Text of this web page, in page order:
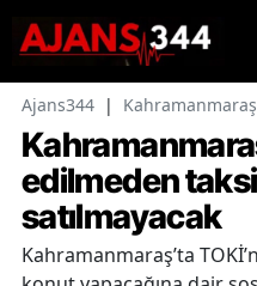
Ajans344 |
edilmeden
satılmayacak
Kahramanmaraş’ta